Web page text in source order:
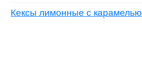
Кексы лимонные с карамелью